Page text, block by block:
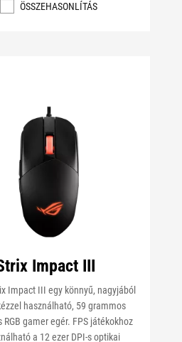
ÖSSZEHASONLÍTÁS
Impact III
Impact III egy könnyű, nagyjából
használható, 59 grammos
RGB gamer egér. FPS játékokhoz
a 12 ezer DPI-s optikai